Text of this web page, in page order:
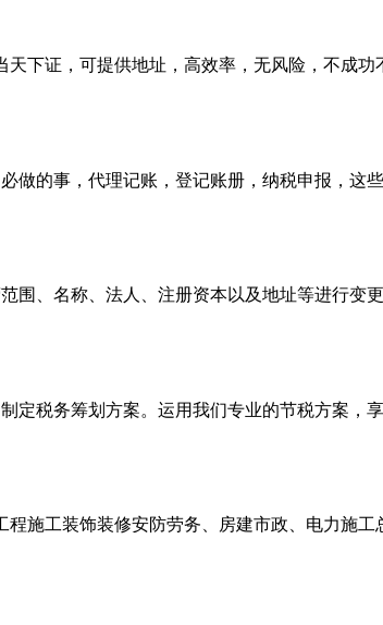
天下证，可提供地址，高效率，无风险，不成功
做的事，代理记账，登记账册，纳税申报，这
围、名称、法人、注册资本以及地址等进行变
定税务筹划方案。运用我们专业的节税方案，
程施工装饰装修安防劳务、房建市政、电力施